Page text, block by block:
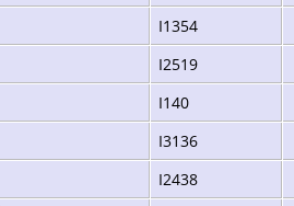
I1354
I2519
I140
I3136
I2438